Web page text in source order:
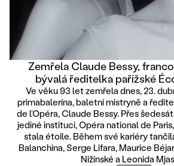
Zemřela Claude Bessy,
bývalá ředitelka pařížské
Ve věku 93 let zemřela dnes, 23.
primabalerína, baletní mistryně a
de l’Opéra, Claude Bessy. Přes
jediné instituci, Opéra national de
stala étoile. Během své kariéry
Balanchina, Serge Lifara, Maurice
Nižinské a Leonida